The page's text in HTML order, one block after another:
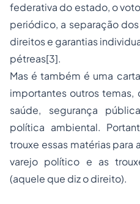
federativa do estado, o
periódico, a separação
direitos e garantias
pétreas[3].
Mas é também é uma
importantes outros temas,
saúde, segurança
política ambiental.
trouxe essas matérias para
varejo político e as
(aquele que diz o direito).